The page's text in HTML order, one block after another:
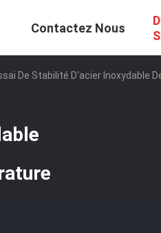
Contactez Nous
De Stabilité D'acier Inoxydable